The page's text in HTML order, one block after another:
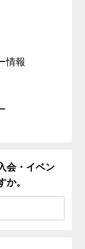
情報
会・イベン
か。